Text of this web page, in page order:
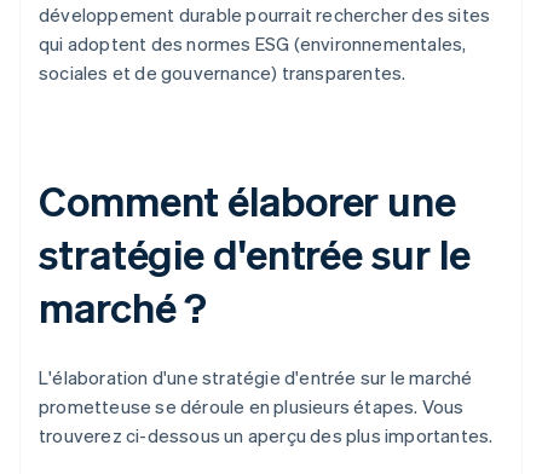
développement durable pourrait rechercher des sites
qui adoptent des normes ESG (environnementales,
sociales et de gouvernance) transparentes.
Comment élaborer une
stratégie d'entrée sur le
marché ?
L'élaboration d'une stratégie d'entrée sur le marché
prometteuse se déroule en plusieurs étapes. Vous
trouverez ci-dessous un aperçu des plus importantes.